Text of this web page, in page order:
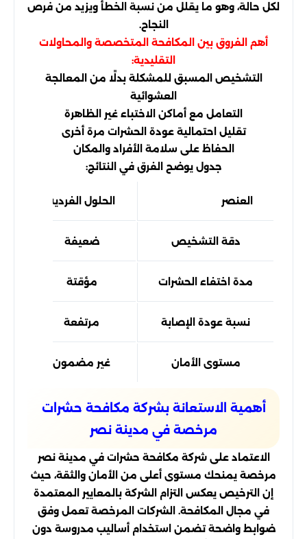
لكل حالة، وهو ما يقلل من نسبة الخطأ ويزيد من فرص
النجاح.
أهم الفروق بين المكافحة المتخصصة والمحاولات
التقليدية:
التشخيص المسبق للمشكلة بدلًا من المعالجة
العشوائية
التعامل مع أماكن الاختباء غير الظاهرة
تقليل احتمالية عودة الحشرات مرة أخرى
الحفاظ على سلامة الأفراد والمكان
جدول يوضح الفرق في النتائج:
العنصر الحلول الفردية
دقة التشخيص ضعيفة
مدة اختفاء الحشرات مؤقتة
نسبة عودة الإصابة مرتفعة
مستوى الأمان غير مضمون
أهمية الاستعانة بشركة مكافحة حشرات
مرخصة في مدينة نصر
الاعتماد على شركة مكافحة حشرات في مدينة نصر
مرخصة يمنحك مستوى أعلى من الأمان والثقة، حيث
إن الترخيص يعكس التزام الشركة بالمعايير المعتمدة
في مجال المكافحة. الشركات المرخصة تعمل وفق
ضوابط واضحة تضمن استخدام أساليب مدروسة دون